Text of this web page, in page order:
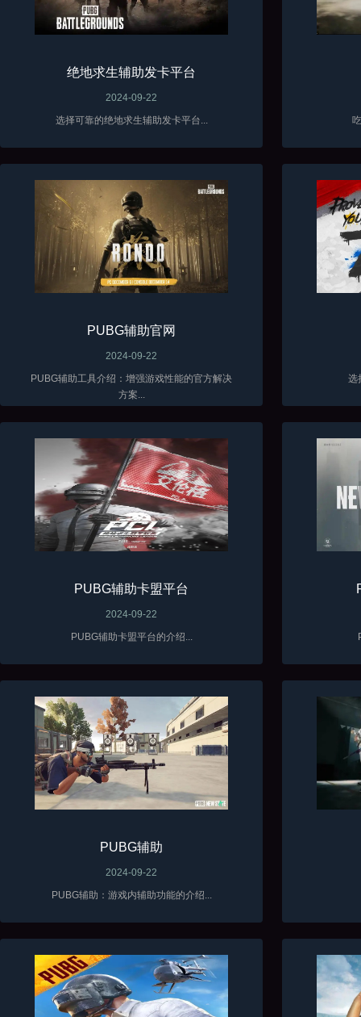
绝地求生辅助发卡平台
2024-09-22
选择可靠的绝地求生辅助发卡平台...
PUBG辅助官网
2024-09-22
PUBG辅助工具介绍：增强游戏性能的官方解决
方案...
选
PUBG辅助卡盟平台
2024-09-22
PUBG辅助卡盟平台的介绍...
PUBG辅助
2024-09-22
PUBG辅助：游戏内辅助功能的介绍...